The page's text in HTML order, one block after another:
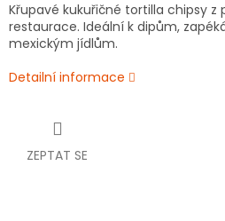
Křupavé kukuřičné tortilla chipsy z
restaurace. Ideální k dipům,
mexickým jídlům.
Detailní informace
ZEPTAT SE